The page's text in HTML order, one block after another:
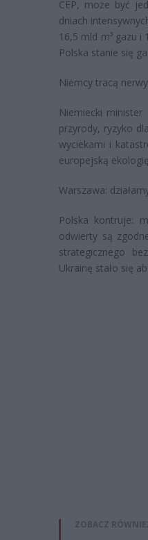
CEP, może być
dniach
16,5 mld m³ gazu i
Polska stanie się
Niemcy tracą
Niemiecki
przyrody, ryzyko
wyciekami i
europejską
Warszawa:
Polska kontruje:
odwierty są
strategicznego
Ukrainę stało się
ZOBACZ